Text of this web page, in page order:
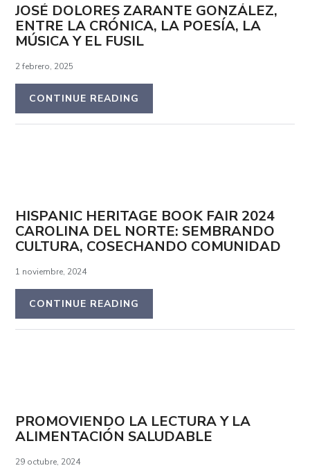
JOSÉ DOLORES ZARANTE GONZÁLEZ,
ENTRE LA CRÓNICA, LA POESÍA, LA
MÚSICA Y EL FUSIL
2 febrero, 2025
CONTINUE READING
HISPANIC HERITAGE BOOK FAIR 2024
CAROLINA DEL NORTE: SEMBRANDO
CULTURA, COSECHANDO COMUNIDAD
1 noviembre, 2024
CONTINUE READING
PROMOVIENDO LA LECTURA Y LA
ALIMENTACIÓN SALUDABLE
29 octubre, 2024